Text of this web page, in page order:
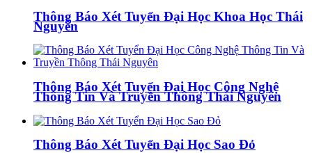
Thông Báo Xét Tuyển Đại Học Khoa Học Thái
Nguyên
Thông Báo Xét Tuyển Đại Học Công Nghệ
Thông Tin Và Truyền Thông Thái Nguyên
Thông Báo Xét Tuyển Đại Học Sao Đỏ